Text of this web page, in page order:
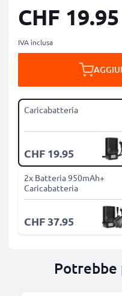
CHF 19.95
IVA inclusa
Caricabatteria
CHF 19.95
2x Batteria 950mAh+
Caricabatteria
CHF 37.95
Potrebbe